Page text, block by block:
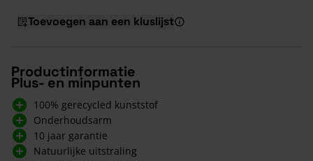
Toevoegen aan een kluslijst
Productinformatie
Plus- en minpunten
100% gerecycled kunststof
Onderhoudsarm
10 jaar garantie
Natuurlijke uitstraling